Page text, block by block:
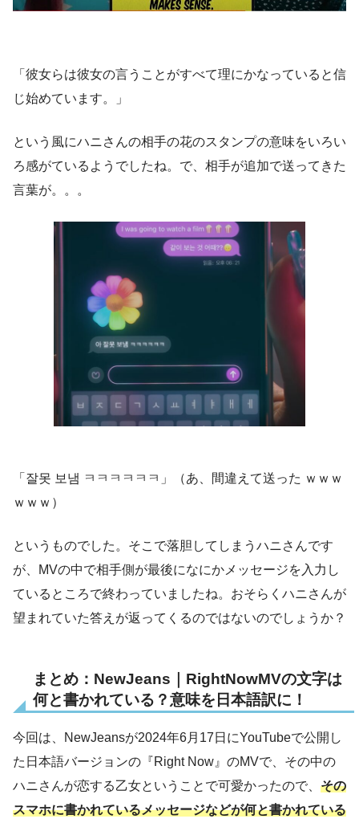
「彼女らは彼女の言うことがすべて理にかなっていると信
じ始めています。」
という風にハニさんの相手の花のスタンプの意味をいろい
ろ感がているようでしたね。で、相手が追加で送ってきた
言葉が。。。
「잘못 보냄 ㅋㅋㅋㅋㅋㅋ」（あ、間違えて送った ｗｗｗ
ｗｗｗ）
というものでした。そこで落胆してしまうハニさんです
が、MVの中で相手側が最後になにかメッセージを入力し
ているところで終わっていましたね。おそらくハニさんが
望まれていた答えが返ってくるのではないのでしょうか？
まとめ：NewJeans｜RightNowMVの文字は
何と書かれている？意味を日本語訳に！
今回は、NewJeansが2024年6月17日にYouTubeで公開し
た日本語バージョンの『Right Now』のMVで、その中の
ハニさんが恋する乙女ということで可愛かったので、 その
スマホに書かれているメッセージなどが何と書かれている